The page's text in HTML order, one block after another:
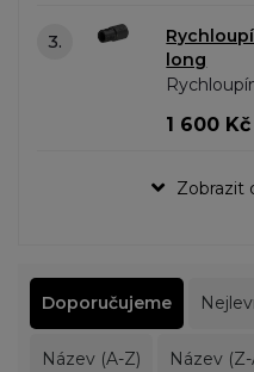
3.
long
otočením
1 600 Kč
Zobrazit
Doporučujeme
Název (A-Z) Název (Z-